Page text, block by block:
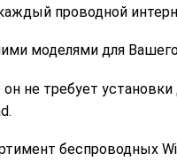
проводной
моделями для
не требует
беспроводных